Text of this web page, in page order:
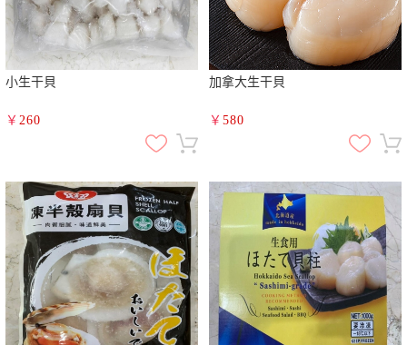
小生干貝
￥ 260
加拿大生干貝
￥ 580